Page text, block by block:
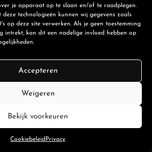
je apparaat op te slaan en/of te raadplegen.
technologieën kunnen wij gegevens zoals
op deze site verwerken. Als je geen toestemming
intrekt, kan dit een nadelige invloed hebben op
Accepteren
Weigeren
Bekijk voorkeuren
Cookiebeleid Privacy